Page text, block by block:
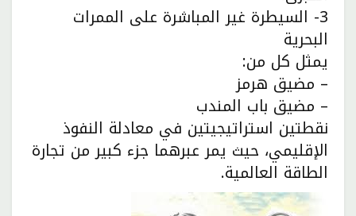
3- السيطرة غير المباشرة على الممرات
البحرية
يمثل كل من:
– مضيق هرمز
– مضيق باب المندب
نقطتين استراتيجيتين في معادلة النفوذ
الإقليمي، حيث يمر عبرهما جزء كبير من تجارة
الطاقة العالمية.